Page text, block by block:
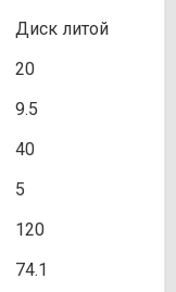
Диск литой
20
9.5
40
5
120
74.1